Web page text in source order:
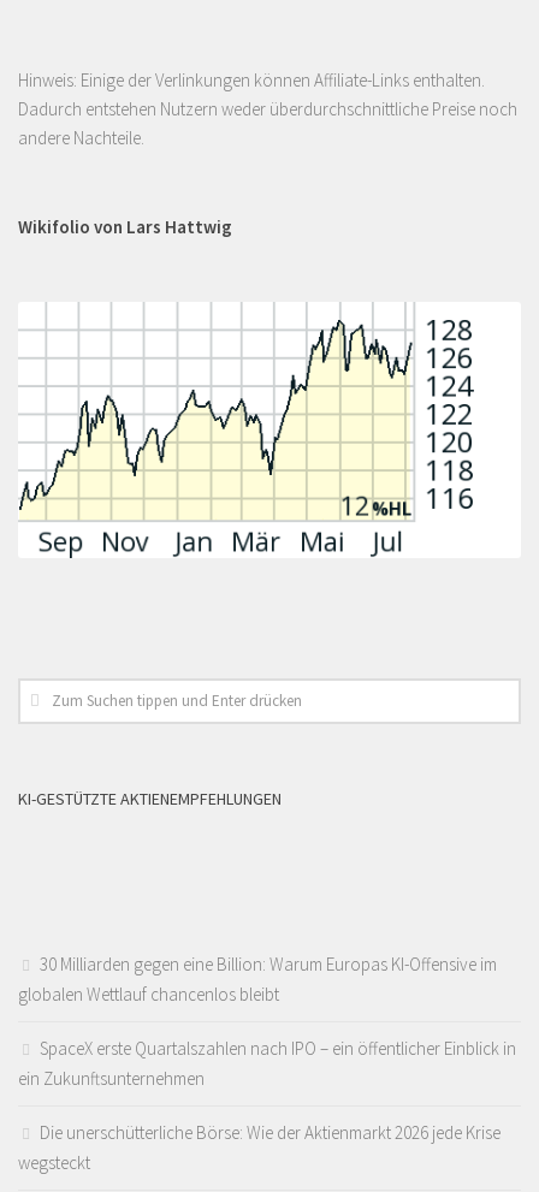
Hinweis: Einige der Verlinkungen können Affiliate-Links enthalten.
Dadurch entstehen Nutzern weder überdurchschnittliche Preise noch
andere Nachteile.
Wikifolio von Lars Hattwig
KI-GESTÜTZTE AKTIENEMPFEHLUNGEN
30 Milliarden gegen eine Billion: Warum Europas KI-Offensive im
globalen Wettlauf chancenlos bleibt
SpaceX erste Quartalszahlen nach IPO – ein öffentlicher Einblick in
ein Zukunftsunternehmen
Die unerschütterliche Börse: Wie der Aktienmarkt 2026 jede Krise
wegsteckt